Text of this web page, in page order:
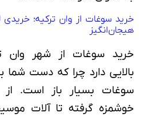
خرید سوغات از وان ترکیه؛
هیجان‌انگیز
خرید سوغات از شهر وان
بالایی دارد چرا که دست شما
سوغات بسیار باز است. از
خوشمزه گرفته تا آلات